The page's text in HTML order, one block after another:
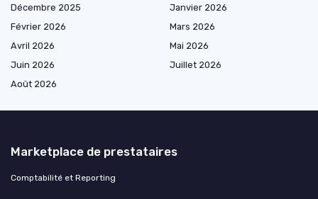
Décembre 2025
Janvier 2026
Février 2026
Mars 2026
Avril 2026
Mai 2026
Juin 2026
Juillet 2026
Août 2026
Marketplace de prestataires
Comptabilité et Reporting